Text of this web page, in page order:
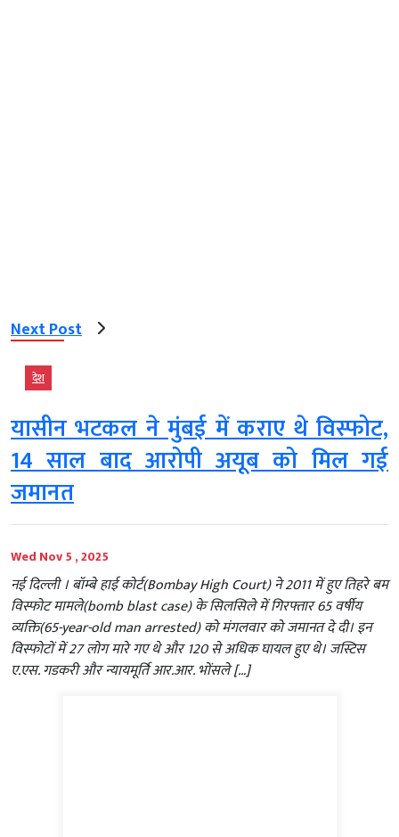
Next Post
देश
यासीन भटकल ने मुंबई में कराए थे विस्फोट,
14 साल बाद आरोपी अयूब को मिल गई
जमानत
Wed Nov 5 , 2025
नई दिल्‍ली । बॉम्बे हाई कोर्ट(Bombay High Court) ने 2011 में हुए तिहरे बम
विस्फोट मामले(bomb blast case) के सिलसिले में गिरफ्तार 65 वर्षीय
व्यक्ति(65-year-old man arrested) को मंगलवार को जमानत दे दी। इन
विस्फोटों में 27 लोग मारे गए थे और 120 से अधिक घायल हुए थे। जस्टिस
ए.एस. गडकरी और न्यायमूर्ति आर.आर. भोंसले […]